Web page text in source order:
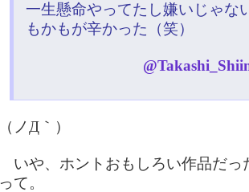
一生懸命やってたし嫌いじゃな
もかもが辛かった（笑）
（ノД｀）
いや、ホントおもしろい作品だっ
って。